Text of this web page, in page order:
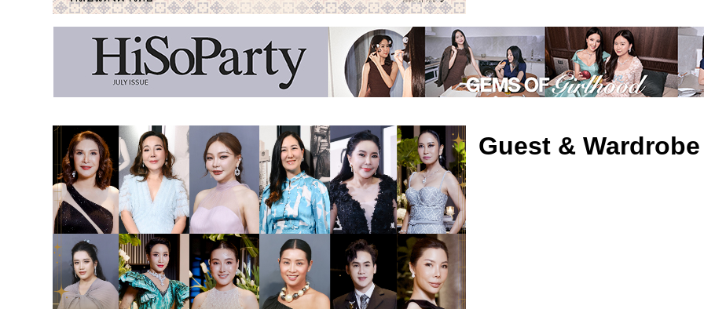
Guest & Wardrobe